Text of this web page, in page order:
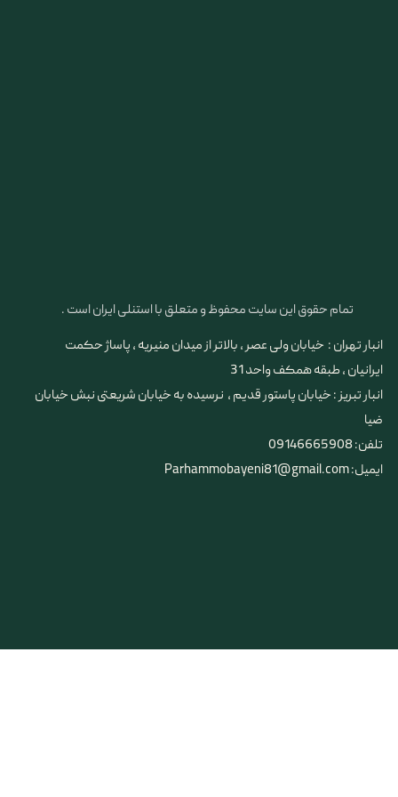
تمام حقوق این سایت محفوظ و متعلق با استنلی ایران است .
انبار تهران : خیابان ولی عصر ، بالاتر از میدان منیریه ، پاساژ حکمت
ایرانیان ، طبقه همکف واحد 31
​​​​​​​انبار تبریز : خیابان پاستور قدیم ، نرسیده به خیابان شریعتی نبش خیابان
ضیا
تلفن: 09146665908
ایمیل: Parhammobayeni81@gmail.com